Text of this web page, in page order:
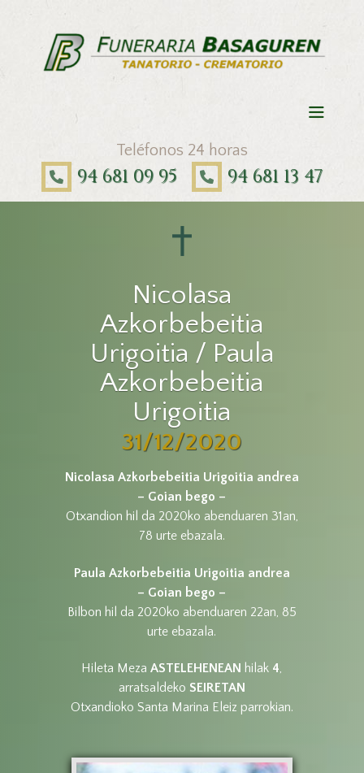
Teléfonos 24 horas
94 681 09 95 94 681 13 47
Nicolasa
Azkorbebeitia
Urigoitia / Paula
Azkorbebeitia
Urigoitia
31/12/2020
Nicolasa Azkorbebeitia Urigoitia andrea
– Goian bego –
Otxandion hil da 2020ko abenduaren 31an,
78 urte ebazala.
Paula Azkorbebeitia Urigoitia andrea
– Goian bego –
Bilbon hil da 2020ko abenduaren 22an, 85
urte ebazala.
Hileta MezaASTELEHENEAN hilak 4,
arratsaldeko SEIRETAN
Otxandioko Santa Marina Eleiz parrokian.